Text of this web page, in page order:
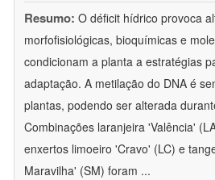
Resumo: O déficit hídrico provoca
morfofisiológicas, bioquímicas e
condicionam a planta a estratégias
adaptação. A metilação do DNA é
plantas, podendo ser alterada
Combinações laranjeira 'Valência'
enxertos limoeiro 'Cravo' (LC) e
Maravilha' (SM) foram ...